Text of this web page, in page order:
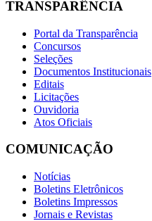
TRANSPARÊNCIA
Portal da Transparência
Concursos
Seleções
Documentos Institucionais
Editais
Licitações
Ouvidoria
Atos Oficiais
COMUNICAÇÃO
Notícias
Boletins Eletrônicos
Boletins Impressos
Jornais e Revistas